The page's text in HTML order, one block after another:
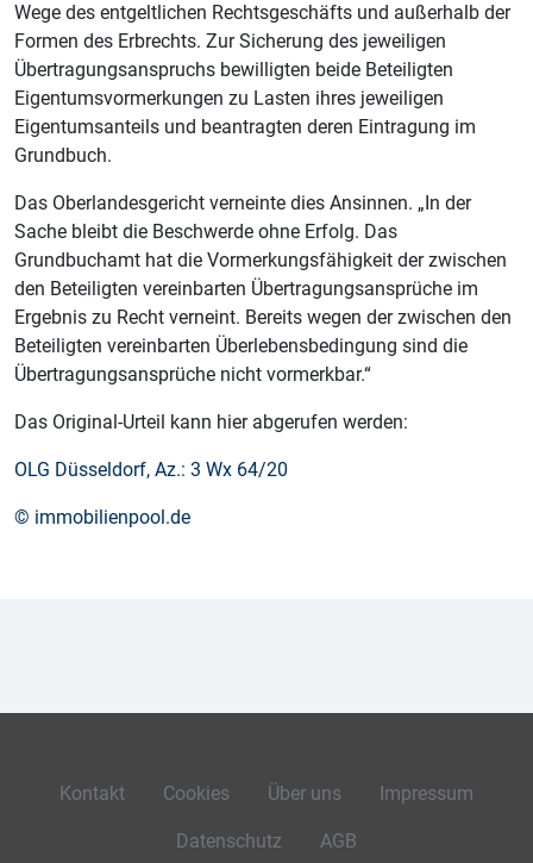
Wege des entgeltlichen Rechtsgeschäfts und außerhalb der
Formen des Erbrechts. Zur Sicherung des jeweiligen
Übertragungsanspruchs bewilligten beide Beteiligten
Eigentumsvormerkungen zu Lasten ihres jeweiligen
Eigentumsanteils und beantragten deren Eintragung im
Grundbuch.
Das Oberlandesgericht verneinte dies Ansinnen. „In der
Sache bleibt die Beschwerde ohne Erfolg. Das
Grundbuchamt hat die Vormerkungsfähigkeit der zwischen
den Beteiligten vereinbarten Übertragungsansprüche im
Ergebnis zu Recht verneint. Bereits wegen der zwischen den
Beteiligten vereinbarten Überlebensbedingung sind die
Übertragungsansprüche nicht vormerkbar.“
Das Original-Urteil kann hier abgerufen werden:
OLG Düsseldorf, Az.: 3 Wx 64/20
© immobilienpool.de
Kontakt Cookies Über uns Impressum
Datenschutz AGB